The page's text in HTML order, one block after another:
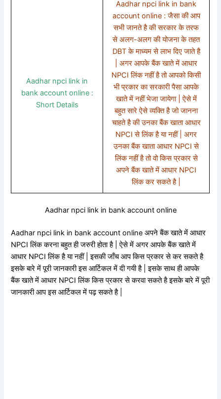
Aadhar npci link in
bank account online :
Short Details
Aadhar npci link in bank
account online : जैसा की आप
सभी जानते है की सरकार के तरफ
से अलग-अलग की योजना के तहत
DBT के माध्यम से लाभ दिए जाते है
| अगर आपके बैंक खाते में आधार
NPCI लिंक नहीं है तो आपको किसी
भी प्रकार का सरकारी पैसा आपके
खाते में नहीं भेजा जायेगा | ऐसे में
बहुत सारे ऐसे व्यक्ति है जो जानना
चाहते है की उनका बैंक खाता आधार
NPCI से लिंक है या नहीं | अगर
उनका बैंक खाता आधार NPCI से
लिंक नहीं है तो वो किस प्रकार से
अपने बैंक खाते में आधार NPCI
लिंक कर सकते है |
Aadhar npci link in bank account online
Aadhar npci link in bank account online अपने बैंक खाते में आधार
NPCI लिंक करना बहुत ही जरुरी होता है | ऐसे में अगर आपके बैंक खाते में
आधार NPCI लिंक है या नहीं | इसकी जाँच आप किस प्रकार से कर सकते है
इसके बारे में पूरी जानकारी इस आर्टिकल में दी गयी है | इसके साथ ही आपके
बैंक खाते में आधार NPCI लिंक किस प्रकार से करवा सकते है इसके बारे में पूरी
जानकारी आप इस आर्टिकल में पढ़ सकते है |